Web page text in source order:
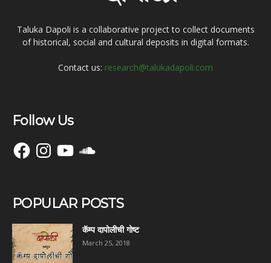
Taluka Dapoli is a collaborative project to collect documents
of historical, social and cultural deposits in digital formats.
Contact us: research@talukadapoli.com
Follow Us
FacebookInstagramYouTubeSoundCloud
POPULAR POSTS
कॅम्प दापोलीची गोष्ट
March 25, 2018